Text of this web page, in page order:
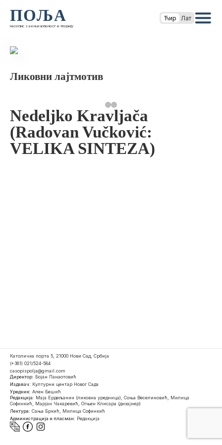
ПОЉА
часопис за књижевност и теорију
Ћир Лат
Ликовни лајтмотив
Nedeljko Kravljača
(Radovan Vučković:
VELIKA SINTEZA)
Католичка порта 5, 21000 Нови Сад, Србија
(+381) 021/524-584
casopispolja@gmail.com
Директор: Бојан Панаотовић
Издавач: Културни центар Новог Сада
Уредник: Ален Бешић
Редакција: Маја Ердељанин (ликовна уредница), Соња Веселиновић, Милица
Софинкић, Марјан Чакаревић, Огњен Клисара (дизајнер)
Лектура: Сања Бркић, Милица Софинкић
Администрација и пласман: Редакција